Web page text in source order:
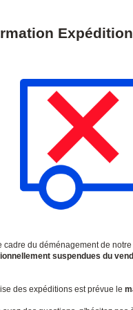
Les expéditions seront